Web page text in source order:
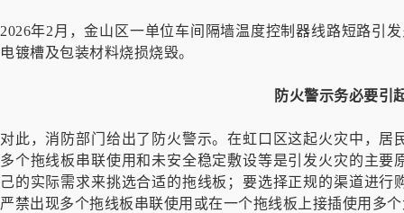
2026年2月，金山区一单位车间隔墙温度控制器线路短路引
电镀槽及包装材料烧损烧毁。
防火警示务必要引
对此，消防部门给出了防火警示。在虹口区这起火灾中，
多个拖线板串联使用和未安全稳定敷设等是引发火灾的主
己的实际需求来挑选合适的拖线板；要选择正规的渠道进
严禁出现多个拖线板串联使用或在一个拖线板上接插使用多